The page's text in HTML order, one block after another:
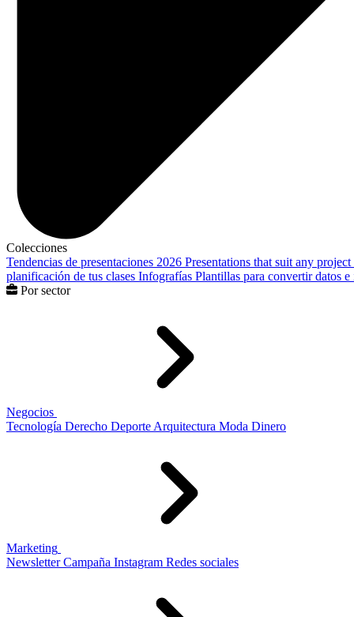
Colecciones
Tendencias de presentaciones 2026 Presentations that suit any project
planificación de tus clases Infografías Plantillas para convertir datos
Por sector
Negocios
Tecnología Derecho Deporte Arquitectura Moda Dinero
Marketing
Newsletter Campaña Instagram Redes sociales